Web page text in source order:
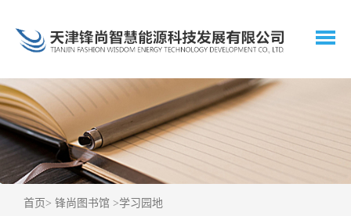
首页> 锋尚图书馆 >学习园地